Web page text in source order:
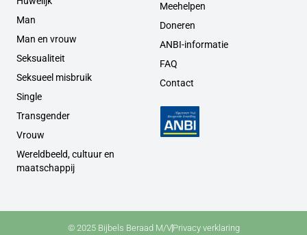
Man
Man en vrouw
Seksualiteit
Seksueel misbruik
Single
Transgender
Vrouw
Wereldbeeld, cultuur en
maatschappij
Meehelpen
Doneren
ANBI-informatie
FAQ
Contact
© 2025 Bijbels Beraad M/VPrivacy verklaring